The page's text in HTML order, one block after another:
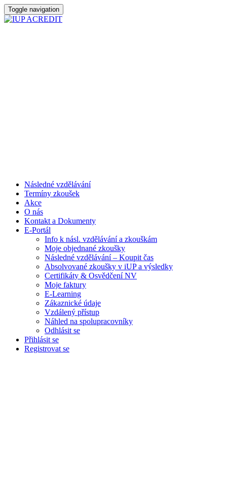
Toggle navigation
Následné vzdělávání
Termíny zkoušek
Akce
O nás
Kontakt a Dokumenty
E-Portál
Info k násl. vzdělávání a zkouškám
Moje objednané zkoušky
Následné vzdělávání – Koupit čas
Absolvované zkoušky v iUP a výsledky
Certifikáty & Osvědčení NV
Moje faktury
E-Learning
Zákaznické údaje
Vzdálený přístup
Náhled na spolupracovníky
Odhlásit se
Přihlásit se
Registrovat se